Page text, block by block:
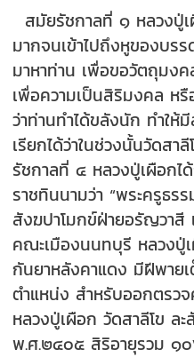
สมัยรัชกาลที่ ๑ หลวงปู่
มากจนเข้าไปถึงหูของบร
มาหาท่าน เพื่อขอวัตถุมง
เพื่อความเป็นสิริมงคล ห
ว่าท่านทำได้ขลังนัก ทำใ
เรียกได้ว่าในช่วงนั้นวัดส
รัชกาลที่ ๔ หลวงปู่เผือกไ
ราชทินนามว่า “พระครูธร
สังฆปาโมกข์ฝ่ายอรัญวาสี
คณะเมืองนนทบุรี หลวงปู่
กันยาหลังคาแดง มีฝีพายเ
ตำแหน่ง สำหรับออกตรว
หลวงปู่เผือก วัดสาลีโข ล
พ.ศ.๒๔๐๕ สิริอายุรวม ๑